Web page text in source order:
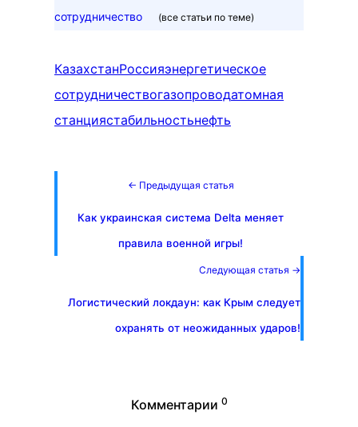
сотрудничество
(все статьи по теме)
КазахстанРоссияэнергетическое
сотрудничествогазопроводатомная
станциястабильностьнефть
← Предыдущая статья
Как украинская система Delta меняет
правила военной игры!
Следующая статья →
Логистический локдаун: как Крым следует
охранять от неожиданных ударов!
Комментарии 0